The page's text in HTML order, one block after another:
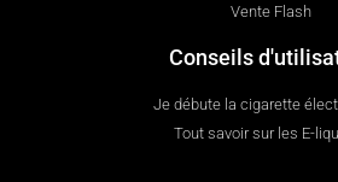
Vente Flash
Conseils
Je débute la cigarette
Tout savoir sur les E-